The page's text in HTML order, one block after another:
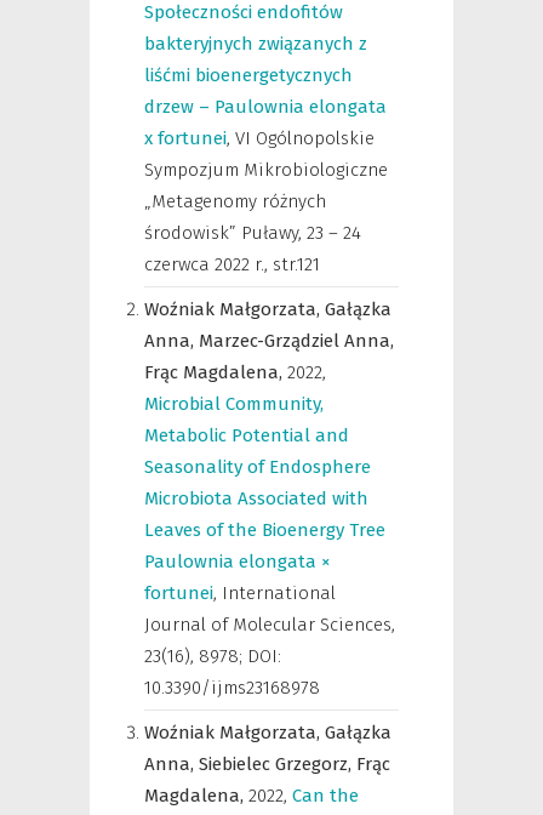
Społeczności endofitów
bakteryjnych związanych z
liśćmi bioenergetycznych
drzew – Paulownia elongata
x fortunei, VI Ogólnopolskie
Sympozjum Mikrobiologiczne
„Metagenomy różnych
środowisk” Puławy, 23 – 24
czerwca 2022 r., str.121
Woźniak Małgorzata, Gałązka
Anna, Marzec-Grządziel Anna,
Frąc Magdalena, 2022,
Microbial Community,
Metabolic Potential and
Seasonality of Endosphere
Microbiota Associated with
Leaves of the Bioenergy Tree
Paulownia elongata ×
fortunei, International
Journal of Molecular Sciences,
23(16), 8978; DOI:
10.3390/ijms23168978
Woźniak Małgorzata, Gałązka
Anna, Siebielec Grzegorz, Frąc
Magdalena, 2022, Can the